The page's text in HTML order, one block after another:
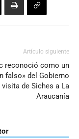
Artículo siguiente
reconoció como un
falso» del Gobierno
visita de Siches a La
Araucanía